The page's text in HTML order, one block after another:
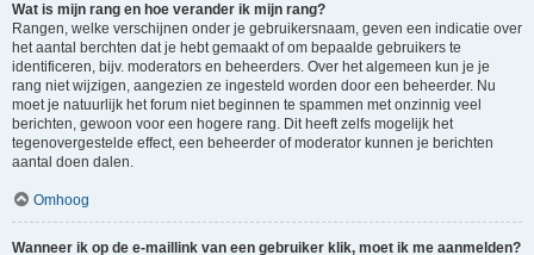
Wat is mijn rang en hoe verander ik mijn rang?
Rangen, welke verschijnen onder je gebruikersnaam, geven een indicatie over
het aantal berchten dat je hebt gemaakt of om bepaalde gebruikers te
identificeren, bijv. moderators en beheerders. Over het algemeen kun je je
rang niet wijzigen, aangezien ze ingesteld worden door een beheerder. Nu
moet je natuurlijk het forum niet beginnen te spammen met onzinnig veel
berichten, gewoon voor een hogere rang. Dit heeft zelfs mogelijk het
tegenovergestelde effect, een beheerder of moderator kunnen je berichten
aantal doen dalen.
Omhoog
Wanneer ik op de e-maillink van een gebruiker klik, moet ik me aanmelden?